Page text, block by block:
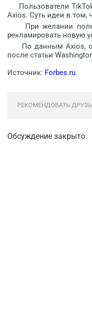
Пользователи
Axios. Суть идеи в том,
При желании
рекламировать новую
По данным Axios,
после статьи
Источник: Forbes.ru
РЕКОМЕНДОВАТЬ
Обсуждение закрыто.